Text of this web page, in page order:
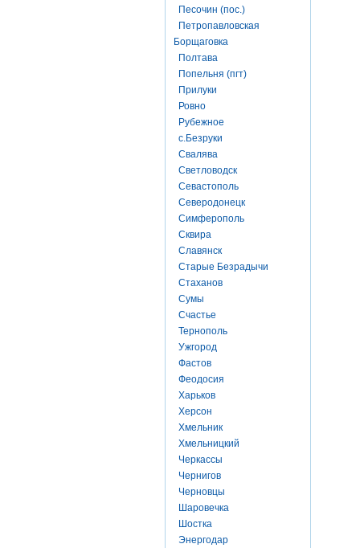
Песочин (пос.)
Петропавловская
Борщаговка
Полтава
Попельня (пгт)
Прилуки
Ровно
Рубежное
с.Безруки
Свалява
Светловодск
Севастополь
Северодонецк
Симферополь
Сквира
Славянск
Старые Безрадычи
Стаханов
Сумы
Счастье
Тернополь
Ужгород
Фастов
Феодосия
Харьков
Херсон
Хмельник
Хмельницкий
Черкассы
Чернигов
Черновцы
Шаровечка
Шостка
Энергодар